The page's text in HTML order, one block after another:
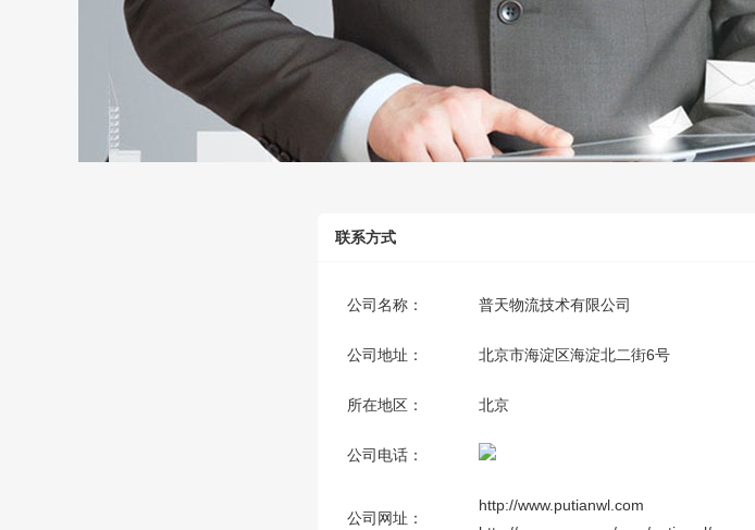
联系方式
公司名称： 普天物流技术有限公司
公司地址： 北京市海淀区海淀北二街6号
所在地区： 北京
公司电话：
公司网址：
http://www.putianwl.com